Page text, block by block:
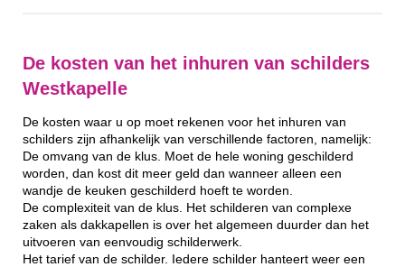
De kosten van het inhuren van schilders
Westkapelle
De kosten waar u op moet rekenen voor het inhuren van
schilders zijn afhankelijk van verschillende factoren, namelijk:
De omvang van de klus. Moet de hele woning geschilderd
worden, dan kost dit meer geld dan wanneer alleen een
wandje de keuken geschilderd hoeft te worden.
De complexiteit van de klus. Het schilderen van complexe
zaken als dakkapellen is over het algemeen duurder dan het
uitvoeren van eenvoudig schilderwerk.
Het tarief van de schilder. Iedere schilder hanteert weer een